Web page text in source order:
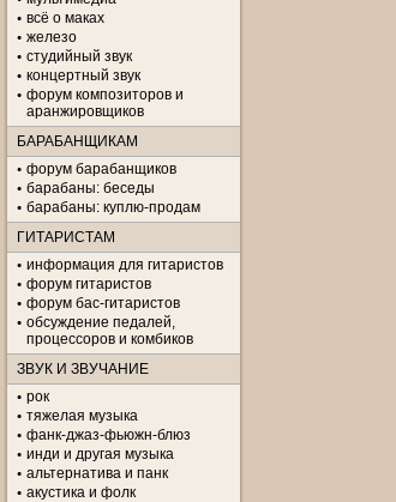
всё о маках
железо
студийный звук
концертный звук
форум композиторов и
аранжировщиков
БАРАБАНЩИКАМ
форум барабанщиков
барабаны: беседы
барабаны: куплю-продам
ГИТАРИСТАМ
информация для гитаристов
форум гитаристов
форум бас-гитаристов
обсуждение педалей,
процессоров и комбиков
ЗВУК И ЗВУЧАНИЕ
рок
тяжелая музыка
фанк-джаз-фьюжн-блюз
инди и другая музыка
альтернатива и панк
акустика и фолк